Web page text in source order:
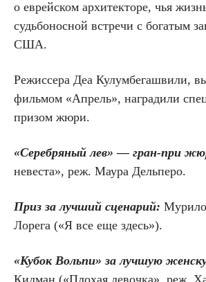
о еврейском архитекторе, чья
судьбоносной встречи с богатым
США.
Режиссера Деа Кулумбегашвили,
фильмом «Апрель», наградили
призом жюри.
«Серебряный лев» — гран-при
невеста», реж. Маура Дельперо.
Приз за лучший сценарий:
Лорега («Я все еще здесь»).
«Кубок Вольпи» за лучшую